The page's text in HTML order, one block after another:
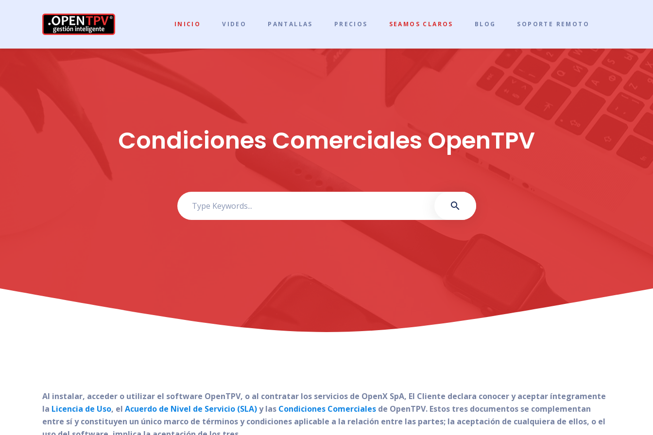
INICIO VIDEO PANTALLAS PRECIOS SEAMOS CLAROS BLOG SOPORTE REMOTO
Condiciones Comerciales OpenTPV
Al instalar, acceder o utilizar el software OpenTPV, o al contratar los servicios de OpenX SpA, El Cliente declara conocer y aceptar íntegramente
la Licencia de Uso, el Acuerdo de Nivel de Servicio (SLA)y las Condiciones Comerciales de OpenTPV. Estos tres documentos se complementan
entre sí y constituyen un único marco de términos y condiciones aplicable a la relación entre las partes; la aceptación de cualquiera de ellos, o el